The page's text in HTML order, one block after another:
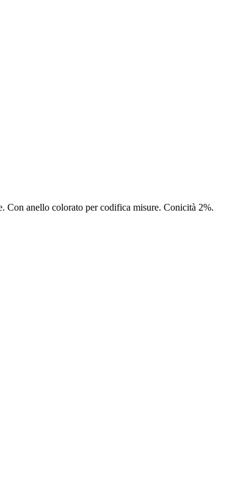
Con anello colorato per codifica misure. Conicità 2%.